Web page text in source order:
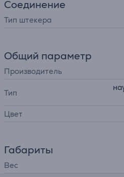
Соединение
Тип штекера
Общий параметр
Производитель
Тип
Цвет
Габариты
Вес